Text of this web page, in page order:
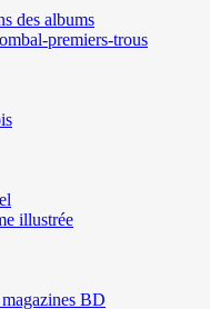
des albums
premiers-trous
illustrée
BD